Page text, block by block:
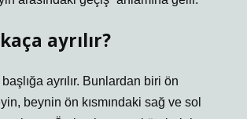
ayrılır?
ayrılır. Bunlardan biri ön
beynin ön kısmındaki sağ ve sol